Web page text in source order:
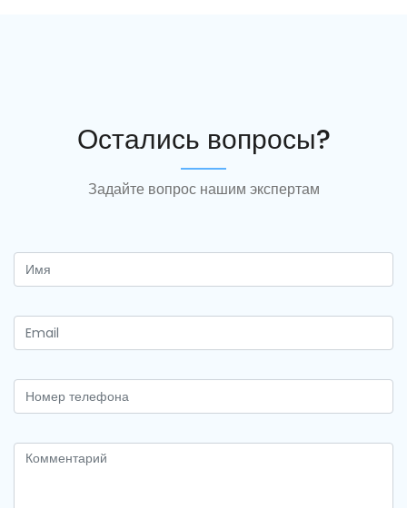
Остались вопросы?
Задайте вопрос нашим экспертам